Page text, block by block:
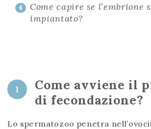
4
Come capire se l’embrione
impiantato?
1
Come avviene il
di fecondazione?
Lo spermatozoo penetra